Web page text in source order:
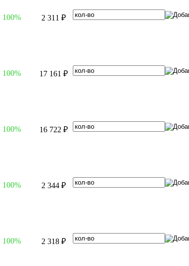
100% 2 311 ₽
100% 17 161 ₽
100% 16 722 ₽
100% 2 344 ₽
100% 2 318 ₽